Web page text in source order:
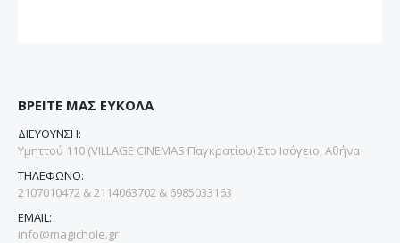
ΒΡΕΙΤΕ ΜΑΣ ΕΥΚΟΛΑ
ΔΙΕΥΘΥΝΣΗ:
Υμηττού 110 (VILLAGE CINEMAS Παγκρατίου) Στο Ισόγειο, Αθήνα
ΤΗΛΕΦΩΝΟ:
2107010472 & 2114063702 & 6985033163
EMAIL:
info@magichole.gr